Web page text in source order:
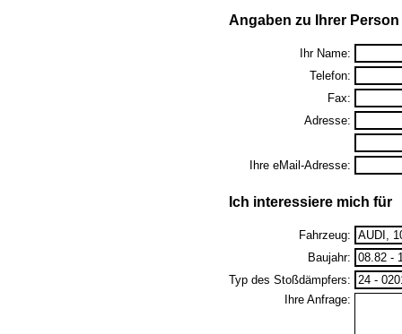
Angaben zu Ihrer Person
Ihr Name:
Telefon:
Fax:
Adresse:
Ihre eMail-Adresse:
Ich interessiere mich für
Fahrzeug:
Baujahr:
Typ des Stoßdämpfers:
Ihre Anfrage: